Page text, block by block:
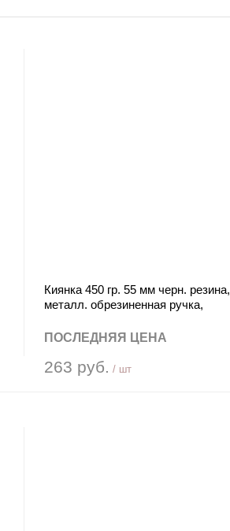
Киянка 450 гр. 55 мм черн. резина,
металл. обрезиненная ручка,
ПОСЛЕДНЯЯ ЦЕНА
263 руб. / шт